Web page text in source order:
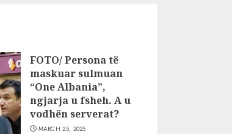
FOTO/ Persona të
maskuar sulmuan
“One Albania”,
ngjarja u fsheh. A u
vodhën serverat?
MARCH 25, 2025